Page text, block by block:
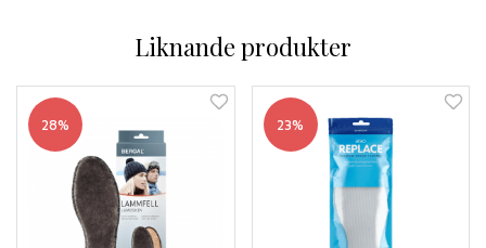
Liknande produkter
28% 23%